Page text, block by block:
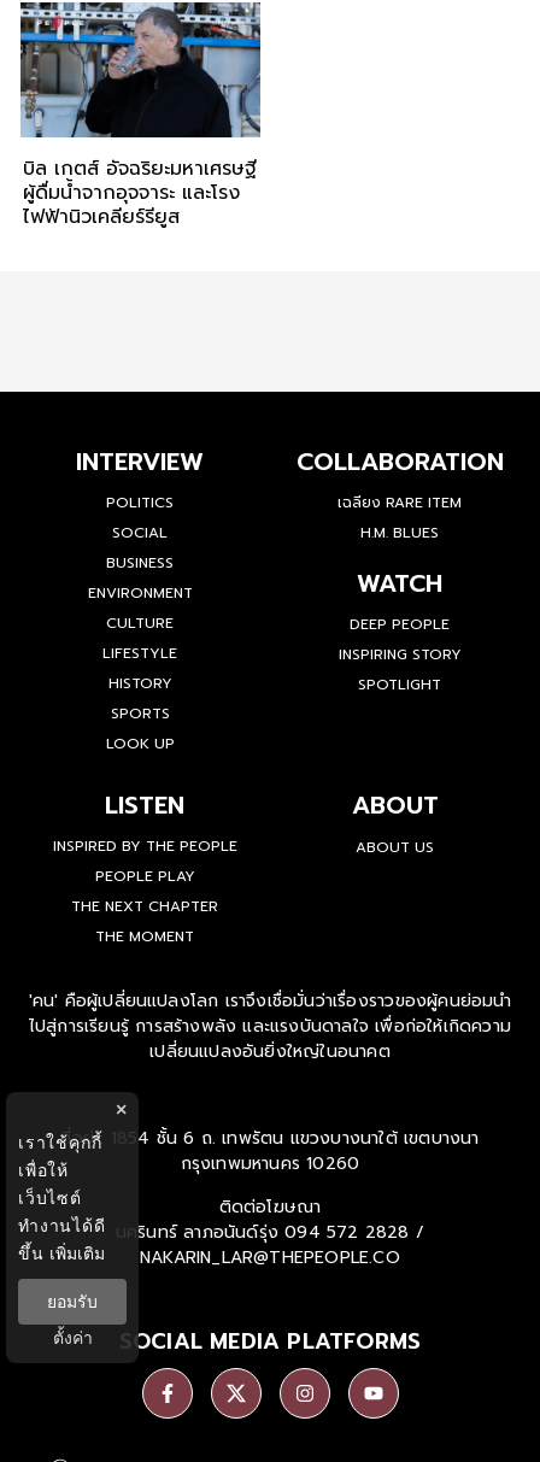
ปิพัฒนวิทย์’
บิล เกตส์ อัจฉริยะมหาเศรษฐี
ผู้ดื่มน้ำจากอุจจาระ และโรง
ไฟฟ้านิวเคลียร์รียูส
INTERVIEW
POLITICS
SOCIAL
BUSINESS
ENVIRONMENT
CULTURE
LIFESTYLE
HISTORY
SPORTS
LOOK UP
COLLABORATION
เฉลียง RARE ITEM
H.M. BLUES
WATCH
DEEP PEOPLE
INSPIRING STORY
SPOTLIGHT
LISTEN
INSPIRED BY THE PEOPLE
PEOPLE PLAY
THE NEXT CHAPTER
THE MOMENT
ABOUT
ABOUT US
'คน' คือผู้เปลี่ยนแปลงโลก เราจึงเชื่อมั่นว่าเรื่องราวของผู้คนย่อมนำ
ไปสู่การเรียนรู้ การสร้างพลัง และแรงบันดาลใจ เพื่อก่อให้เกิดความ
เปลี่ยนแปลงอันยิ่งใหญ่ในอนาคต
ที่อยู่ : 1854 ชั้น 6 ถ. เทพรัตน แขวงบางนาใต้ เขตบางนา
กรุงเทพมหานคร 10260
ติดต่อโฆษณา
นครินทร์ ลาภอนันด์รุ่ง 094 572 2828 /
NAKARIN_LAR@THEPEOPLE.CO
SOCIAL MEDIA PLATFORMS
×
เราใช้คุกกี้
เพื่อให้
เว็บไซต์
ทำงานได้ดี
ขึ้น เพิ่มเติม
ยอมรับ
ตั้งค่า